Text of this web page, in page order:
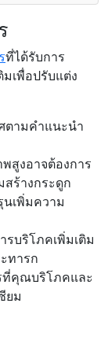
ที่ได้รับการ
มเพื่อปรับแต่ง
ตามคำแนะนำ
สูงอาจต้องการ
ร้างกระดูก
เพิ่มความ
รบริโภคเพิ่มเติม
ทารก
ที่คุณบริโภคและ
ยม